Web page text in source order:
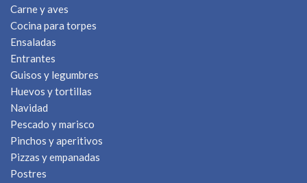
Carne y aves
Cocina para torpes
Ensaladas
Entrantes
Guisos y legumbres
Huevos y tortillas
Navidad
Pescado y marisco
Pinchos y aperitivos
Pizzas y empanadas
Postres